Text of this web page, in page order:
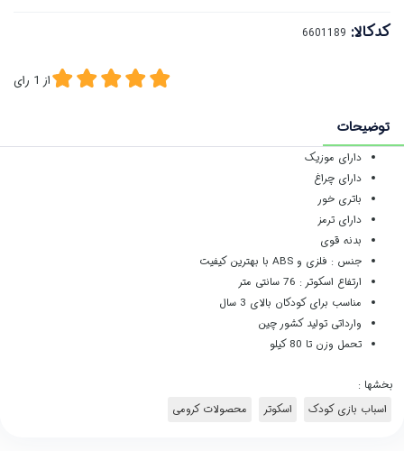
کدکالا:
از 1 رای
توضیحات
دارای موزیک
دارای چراغ
باتری خور
دارای ترمز
بدنه قوی
جنس : فلزی و ABS با بهترین کیفیت
ارتفاع اسکوتر : 76 سانتی متر
مناسب برای کودکان بالای 3 سال
وارداتی تولید کشور چین
تحمل وزن تا 80 کیلو
بخشها :
اسباب بازی کودک
اسکوتر محصولات کرومی